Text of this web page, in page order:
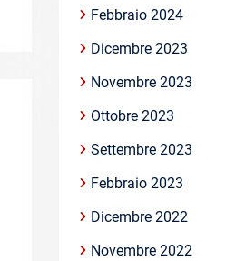
Febbraio 2024
Dicembre 2023
Novembre 2023
Ottobre 2023
Settembre 2023
Febbraio 2023
Dicembre 2022
Novembre 2022